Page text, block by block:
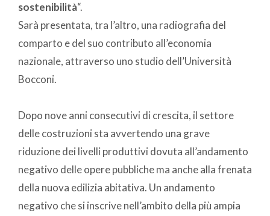
sostenibilità“.
Sarà presentata, tra l’altro, una radiografia del
comparto e del suo contributo all’economia
nazionale, attraverso uno studio dell’Università
Bocconi.
Dopo nove anni consecutivi di crescita, il settore
delle costruzioni sta avvertendo una grave
riduzione dei livelli produttivi dovuta all’andamento
negativo delle opere pubbliche ma anche alla frenata
della nuova edilizia abitativa. Un andamento
negativo che si inscrive nell’ambito della più ampia